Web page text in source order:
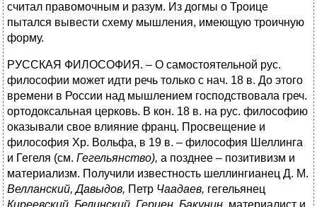
считал правомочным и разум. Из догмы о Троице
пытался вывести схему мышления, имеющую троичную
форму.
РУССКАЯ ФИЛОСОФИЯ. – О самостоятельной рус.
философии может идти речь только с нач. 18 в. До этого
времени в России над мышлением господствовала греч.
ортодоксальная церковь. В кон. 18 в. на рус. философию
оказывали свое влияние франц. Просвещение и
философия Хр. Вольфа, в 19 в. – философия Шеллинга
и Гегеля (см. Гегельянство), а позднее – позитивизм и
материализм. Получили известность шеллингианец Д. М.
Велланский, Давыдов, Петр Чаадаев, гегельянец